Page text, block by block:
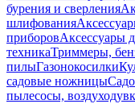
бурения и сверления
шлифования
приборовАксессуары
техникаТриммеры,
пилыГазонокосилки
садовые ножницы
пылесосы,